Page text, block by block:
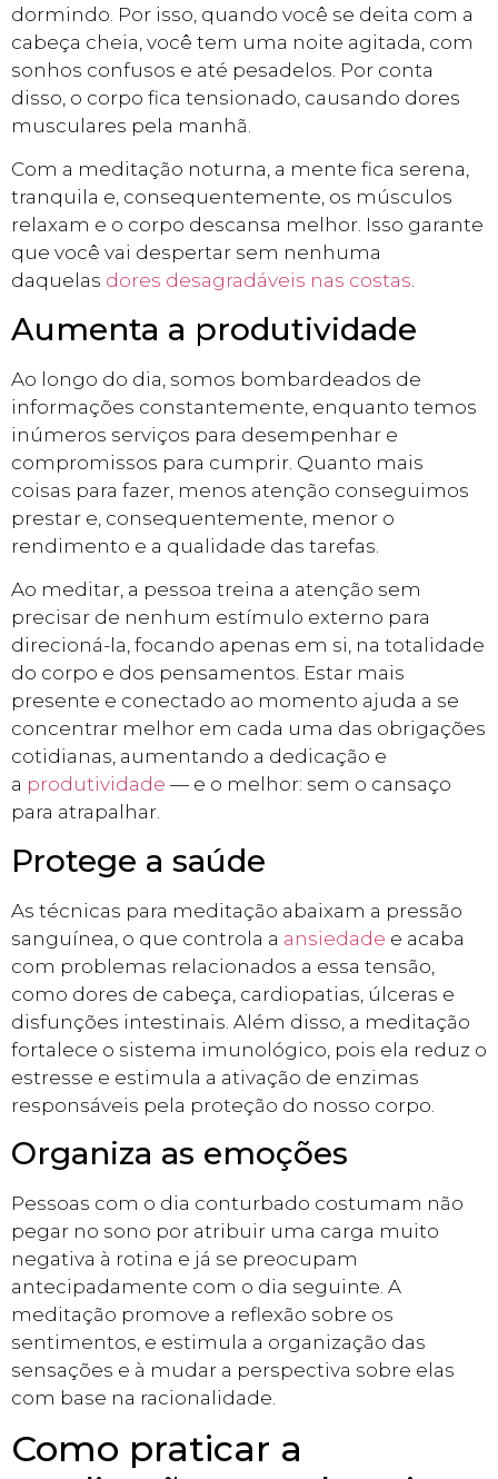
dormindo. Por isso, quando você se deita com a
cabeça cheia, você tem uma noite agitada, com
sonhos confusos e até pesadelos. Por conta
disso, o corpo fica tensionado, causando dores
musculares pela manhã.
Com a meditação noturna, a mente fica serena,
tranquila e, consequentemente, os músculos
relaxam e o corpo descansa melhor. Isso garante
que você vai despertar sem nenhuma
daquelas dores desagradáveis nas costas.
Aumenta a produtividade
Ao longo do dia, somos bombardeados de
informações constantemente, enquanto temos
inúmeros serviços para desempenhar e
compromissos para cumprir. Quanto mais
coisas para fazer, menos atenção conseguimos
prestar e, consequentemente, menor o
rendimento e a qualidade das tarefas.
Ao meditar, a pessoa treina a atenção sem
precisar de nenhum estímulo externo para
direcioná-la, focando apenas em si, na totalidade
do corpo e dos pensamentos. Estar mais
presente e conectado ao momento ajuda a se
concentrar melhor em cada uma das obrigações
cotidianas, aumentando a dedicação e
a produtividade — e o melhor: sem o cansaço
para atrapalhar.
Protege a saúde
As técnicas para meditação abaixam a pressão
sanguínea, o que controla a ansiedade e acaba
com problemas relacionados a essa tensão,
como dores de cabeça, cardiopatias, úlceras e
disfunções intestinais. Além disso, a meditação
fortalece o sistema imunológico, pois ela reduz o
estresse e estimula a ativação de enzimas
responsáveis pela proteção do nosso corpo.
Organiza as emoções
Pessoas com o dia conturbado costumam não
pegar no sono por atribuir uma carga muito
negativa à rotina e já se preocupam
antecipadamente com o dia seguinte. A
meditação promove a reflexão sobre os
sentimentos, e estimula a organização das
sensações e à mudar a perspectiva sobre elas
com base na racionalidade.
Como praticar a